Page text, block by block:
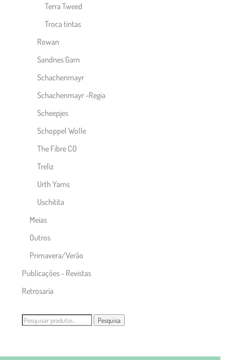
Terra Tweed
Troca tintas
Rowan
Sandnes Garn
Schachenmayr
Schachenmayr -Regia
Scheepjes
Schoppel Wolle
The Fibre CO
Treliz
Urth Yarns
Uschitita
Meias
Outros
Primavera/Verão
Publicações - Revistas
Retrosaria
Pesquisar
Pesquisa